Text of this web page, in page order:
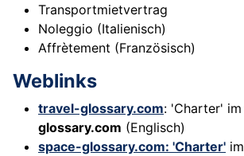
Transportmietvertrag
Noleggio (Italienisch)
Affrètement (Französisch)
Weblinks
travel-glossary.com: 'Charter' im
glossary.com (Englisch)
space-glossary.com: 'Charter' im